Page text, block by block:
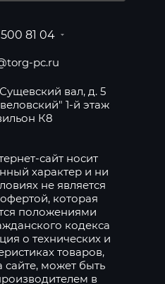
81 04
pc.ru
вал, д. 5
1-й этаж
К8
сайт носит
характер и ни
не является
которая
положениями
кодекса
о технических и
товаров,
сайте, может быть
в